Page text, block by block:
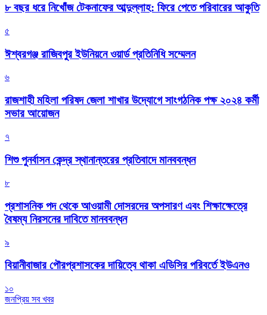
৮ বছর ধরে নিখোঁজ টেকনাফের আব্দুল্লাহ: ফিরে পেতে পরিবারের আকুতি
৫
ঈশ্বরগঞ্জ রাজিবপুর ইউনিয়নে ওয়ার্ড প্রতিনিধি সম্মেলন
৬
রাজশাহী মহিলা পরিষদ জেলা শাখার উদ্যোগে সাংগঠনিক পক্ষ ২০২৪ কর্মী
সভার আয়োজন
৭
শিশু পুনর্বাসন কেন্দ্র স্থানান্তরের প্রতিবাদে মানববন্ধন
৮
প্রশাসনিক পদ থেকে আওয়ামী দোসরদের অপসারণ এবং শিক্ষাক্ষেত্রে
বৈষম্য নিরসনের দাবিতে মানববন্ধন
৯
বিয়ানীবাজার পৌরপ্রশাসকের দায়িত্বে থাকা এডিসির পরিবর্তে ইউএনও
১০
জনপ্রিয় সব খবর